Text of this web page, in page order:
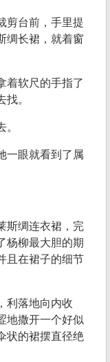
剪台前，手里提
绸长裙，就着窗
着软尺的手指了
。
一眼就看到了属
斯绸连衣裙，完
杨柳最大胆的期
且在裙子的细节
利落地向内收
地撒开一个好似
状的裙摆直径绝